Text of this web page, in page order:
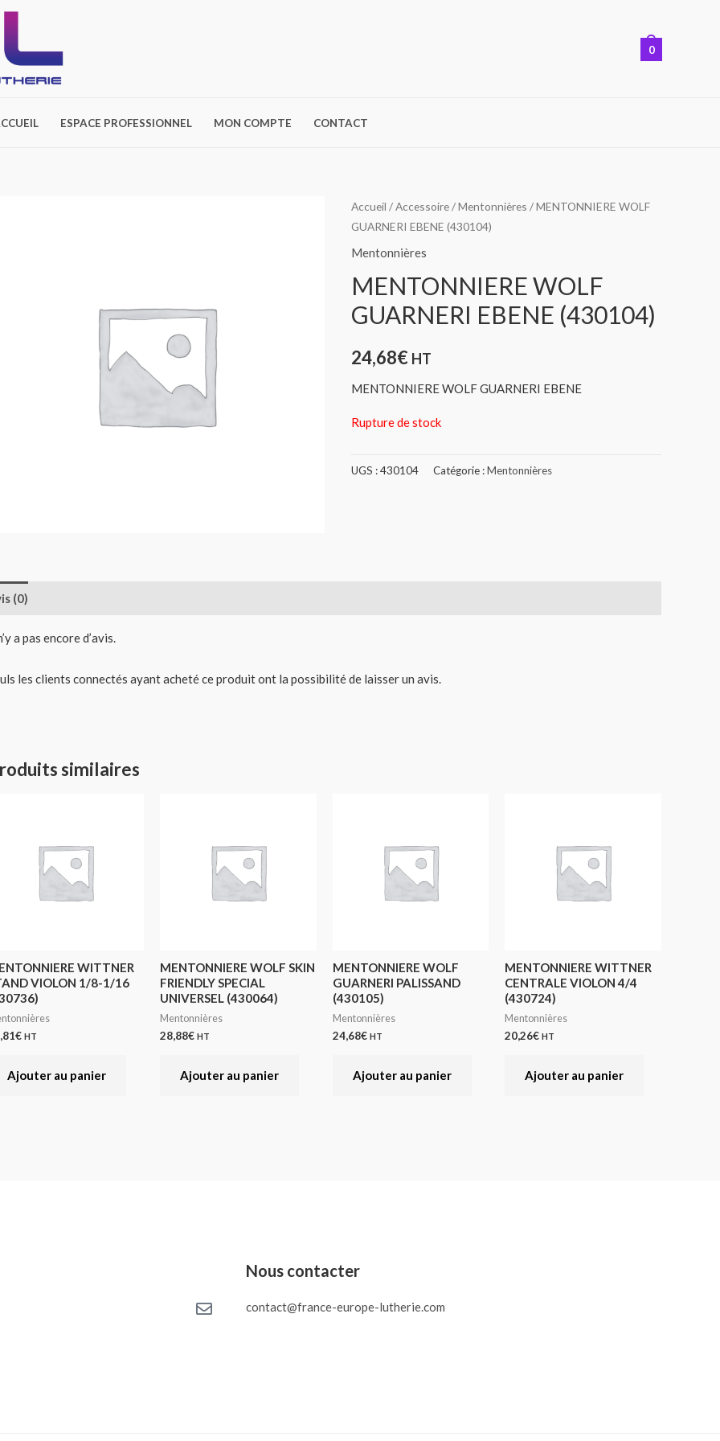
0
ESPACE PROFESSIONNEL MON COMPTE CONTACT
Accueil /Accessoire/Mentonnières / MENTONNIERE WOLF
GUARNERI EBENE (430104)
Mentonnières
MENTONNIERE WOLF
GUARNERI EBENE (430104)
24,68€ HT
MENTONNIERE WOLF GUARNERI EBENE
Rupture de stock
UGS :430104 Catégorie :Mentonnières
(0)
a pas encore d’avis.
les clients connectés ayant acheté ce produit ont la possibilité de laisser un avis.
similaires
WITTNER
VIOLON 1/8-1/16
€ HT
Ajouter au panier
MENTONNIERE WOLF SKIN
FRIENDLY SPECIAL
UNIVERSEL (430064)
Mentonnières
28,88€ HT
Ajouter au panier
MENTONNIERE WOLF
GUARNERI PALISSAND
(430105)
Mentonnières
24,68€ HT
Ajouter au panier
MENTONNIERE WITTNER
CENTRALE VIOLON 4/4
(430724)
Mentonnières
20,26€ HT
Ajouter au panier
Nous contacter
contact@france-europe-lutherie.com